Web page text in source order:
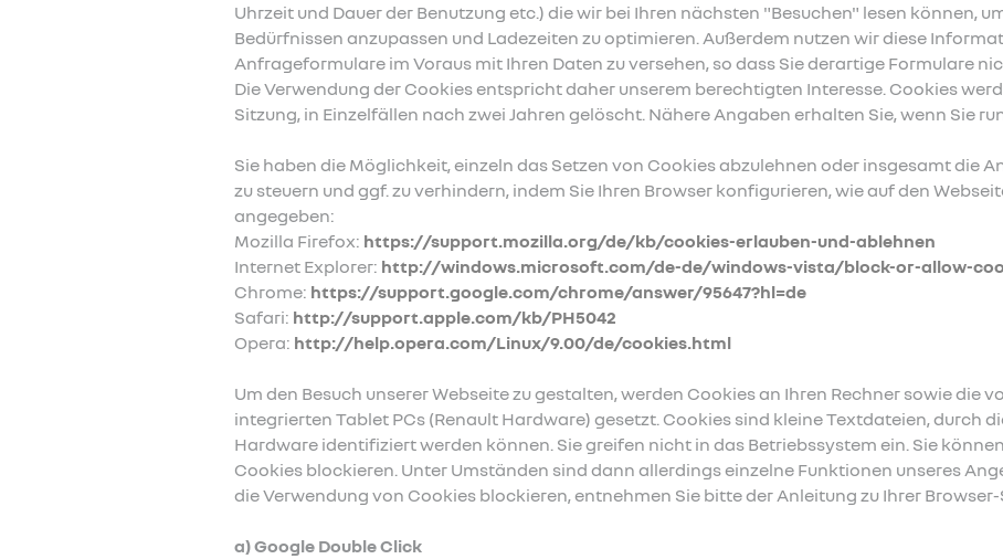
Uhrzeit und Dauer der Benutzung etc.) die wir bei Ihren nächsten "Besuchen" lesen können,
Bedürfnissen anzupassen und Ladezeiten zu optimieren. Außerdem nutzen wir diese
Anfrageformulare im Voraus mit Ihren Daten zu versehen, so dass Sie derartige Formulare
Die Verwendung der Cookies entspricht daher unserem berechtigten Interesse. Cookies
Sitzung, in Einzelfällen nach zwei Jahren gelöscht. Nähere Angaben erhalten Sie, wenn Sie
Sie haben die Möglichkeit, einzeln das Setzen von Cookies abzulehnen oder insgesamt die
zu steuern und ggf. zu verhindern, indem Sie Ihren Browser konfigurieren, wie auf den
angegeben:
Mozilla Firefox: https://support.mozilla.org/de/kb/cookies-erlauben-und-ablehnen
Internet Explorer: http://windows.microsoft.com/de-de/windows-vista/block-or-allow-
Chrome: https://support.google.com/chrome/answer/95647?hl=de
Safari: http://support.apple.com/kb/PH5042
Opera: http://help.opera.com/Linux/9.00/de/cookies.html
Um den Besuch unserer Webseite zu gestalten, werden Cookies an Ihren Rechner sowie die
integrierten Tablet PCs (Renault Hardware) gesetzt. Cookies sind kleine Textdateien, durch
Hardware identifiziert werden können. Sie greifen nicht in das Betriebssystem ein. Sie
Cookies blockieren. Unter Umständen sind dann allerdings einzelne Funktionen unseres
die Verwendung von Cookies blockieren, entnehmen Sie bitte der Anleitung zu Ihrer
a) Google Double Click